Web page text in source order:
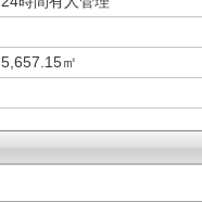
5,657.15㎡